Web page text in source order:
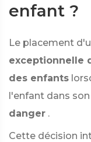
enfant ?
Le placement
exceptionnelle
des enfants
l'enfant dans
danger .
Cette décision